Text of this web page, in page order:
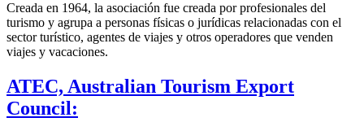
Creada en 1964, la asociación fue creada por profesionales del
turismo y agrupa a personas físicas o jurídicas relacionadas con el
sector turístico, agentes de viajes y otros operadores que venden
viajes y vacaciones.
ATEC, Australian Tourism Export
Council: